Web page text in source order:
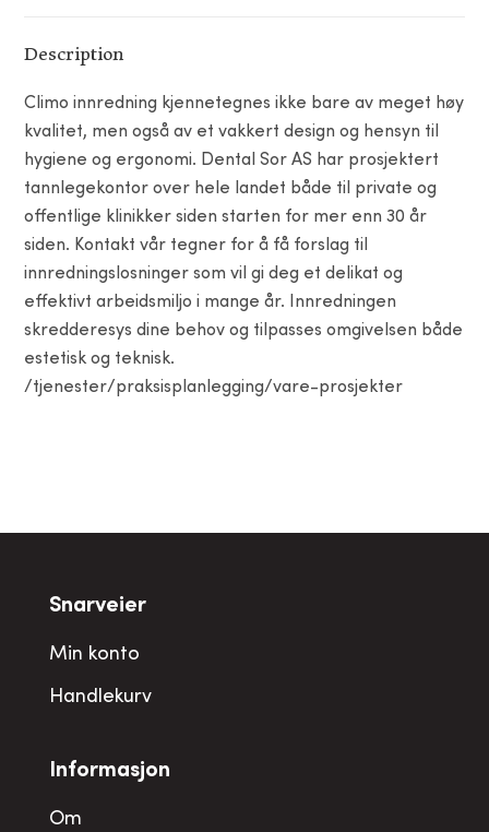
Description
Climo innredning kjennetegnes ikke bare av meget høy
kvalitet, men også av et vakkert design og hensyn til
hygiene og ergonomi. Dental Sor AS har prosjektert
tannlegekontor over hele landet både til private og
offentlige klinikker siden starten for mer enn 30 år
siden. Kontakt vår tegner for å få forslag til
innredningslosninger som vil gi deg et delikat og
effektivt arbeidsmiljo i mange år. Innredningen
skredderesys dine behov og tilpasses omgivelsen både
estetisk og teknisk.
/tjenester/praksisplanlegging/vare-prosjekter
Snarveier
Min konto
Handlekurv
Informasjon
Om